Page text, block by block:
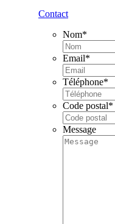
Contact
Nom*
Email*
Téléphone*
Code postal*
Message